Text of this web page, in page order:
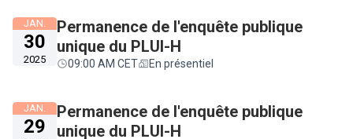
JAN.
30
2025
Permanence de l'enquête publique
unique du PLUI-H
09:00 AM CET En présentiel
JAN.
29
Permanence de l'enquête publique
unique du PLUI-H